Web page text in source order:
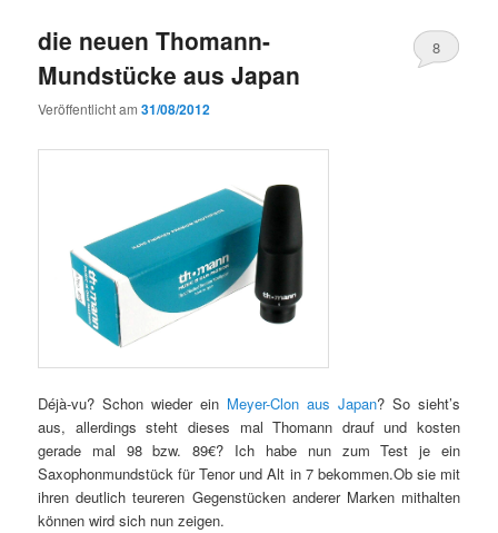
die neuen Thomann-
Mundstücke aus Japan
Veröffentlicht am31/08/2012
8
Déjà-vu? Schon wieder ein Meyer-Clon aus Japan? So sieht’s
aus, allerdings steht dieses mal Thomann drauf und kosten
gerade mal 98 bzw. 89€? Ich habe nun zum Test je ein
Saxophonmundstück für Tenor und Alt in 7 bekommen.Ob sie mit
ihren deutlich teureren Gegenstücken anderer Marken mithalten
können wird sich nun zeigen.